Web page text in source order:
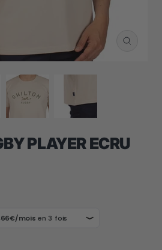
Zoom
PLAYER ECRU